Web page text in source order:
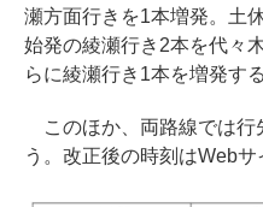
瀬方面行きを1本増発。土
始発の綾瀬行き2本を代々
らに綾瀬行き1本を増発する
このほか、両路線では行
う。改正後の時刻はWebサ